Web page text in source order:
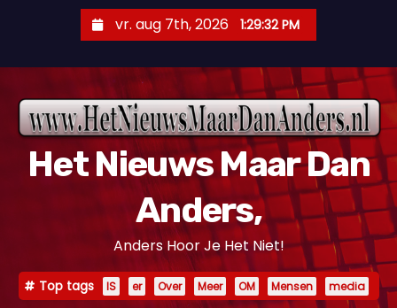
vr. aug 7th, 2026 1:29:33 PM
Het Nieuws Maar Dan
Anders,
Anders Hoor Je Het Niet!
Top tags IS er Over Meer OM Mensen media